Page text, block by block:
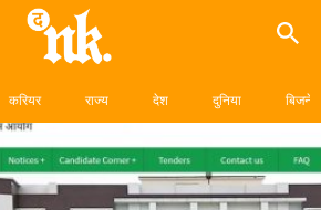
करियर राज्य देश दुनिया बिजनेस